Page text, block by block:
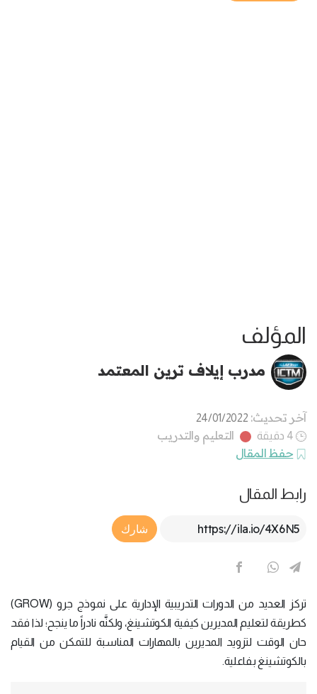
المؤلف
مدرب إيلاف ترين المعتمد
آخر تحديث: 24/01/2022
4 دقيقة
التعليم والتدريب
حفظ المقال
رابط المقال
Article Link
شارك
تركز العديد من الدورات التدريبية الإدارية على نموذج جرو (GROW)
كطريقة لتعليم المديرين كيفية الكوتشينغ، ولكنَّه نادراً ما ينجح؛ لذا فقد
حان الوقت لتزويد المديرين بالمهارات المناسبة للتمكن من القيام
بالكوتشينغ بفاعلية.